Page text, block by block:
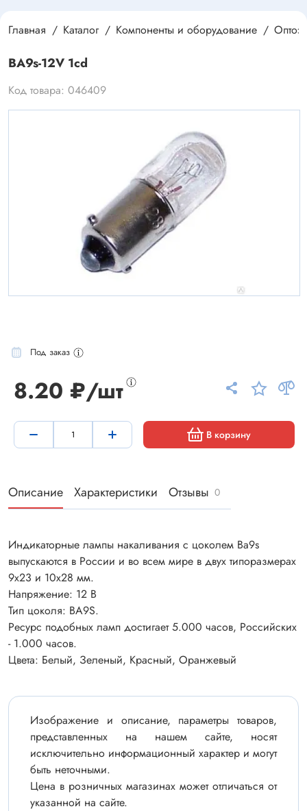
Главная Каталог Компоненты и оборудование
BA9s-12V 1cd
Код товара: 046409
Под заказ
8.20 ₽/шт
В корзину
Описание Характеристики Отзывы 0
Индикаторные лампы накаливания с цоколем Ba9s
выпускаются в России и во всем мире в двух типоразмерах
9х23 и 10x28 мм.
Напряжение: 12 В
Тип цоколя: BA9S.
Ресурс подобных ламп достигает 5.000 часов, Российских
- 1.000 часов.
Цвета: Белый, Зеленый, Красный, Оранжевый
Изображение и описание, параметры товаров,
представленных на нашем сайте, носят
исключительно информационный характер и могут
быть неточными.
Цена в розничных магазинах может отличаться от
указанной на сайте.